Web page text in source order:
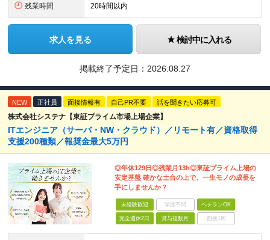
残業時間 20時間以内
求人を見る 検討中に入れる
掲載終了予定日： 2026.08.27
NEW 正社員 面接情報有 自己PR不要 話を聞きたい応募可
株式会社システナ【東証プライム市場上場企業】
ITエンジニア（サーバ・NW・クラウド）／リモート有／資格取得
支援200種類／報奨金最大5万円
◎年休129日◎残業月13h◎東証プライム上場の
安定基盤 確かな土台の上で、一生モノの成長を
手にしませんか？
未経験歓迎 学歴不問 ベテランOK
完全週休2日 賞与複数月 面接1回